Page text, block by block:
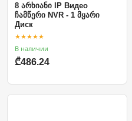
8 არხიანი IP Видео
ჩამწერი NVR - 1 მყარი
Диск
★★★★★
В наличии
₾486.24